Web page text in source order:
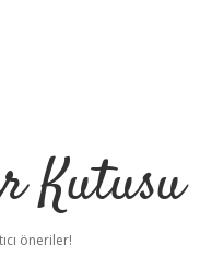
Kutusu
öneriler!